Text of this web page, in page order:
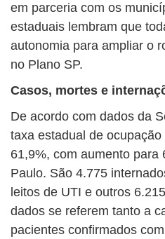
em parceria com os
estaduais lembram que
autonomia para ampliar o
no Plano SP.
Casos, mortes e
De acordo com dados da
taxa estadual de
61,9%, com aumento para
Paulo. São 4.775
leitos de UTI e outros
dados se referem tanto a
pacientes confirmados